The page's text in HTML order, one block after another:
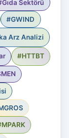
Sektörü
#GWIND
Arz Analizi
#HTTBT